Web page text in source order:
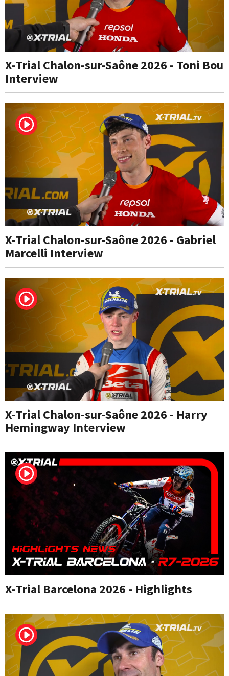
X-Trial Chalon-sur-Saône 2026 - Toni Bou
Interview
X-Trial Chalon-sur-Saône 2026 - Gabriel
Marcelli Interview
X-Trial Chalon-sur-Saône 2026 - Harry
Hemingway Interview
X-Trial Barcelona 2026 - Highlights